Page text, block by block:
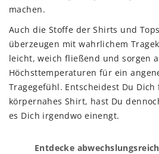
machen.
Auch die Stoffe der Shirts und
überzeugen mit wahrlichem
leicht, weich fließend und sorgen
Höchsttemperaturen für ein
Tragegefühl. Entscheidest Du
körpernahes Shirt, hast Du
es Dich irgendwo einengt.
Entdecke